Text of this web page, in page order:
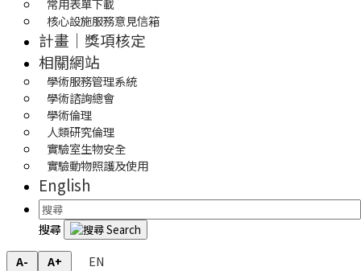
常用表單下載
核心設施服務意見信箱
計畫｜獎項核定
相關網站
學術服務管理系統
學術諮詢總會
學術倫理
人類研究倫理
實驗室生物安全
實驗動物照護及使用
English
搜尋
A- A+
EN